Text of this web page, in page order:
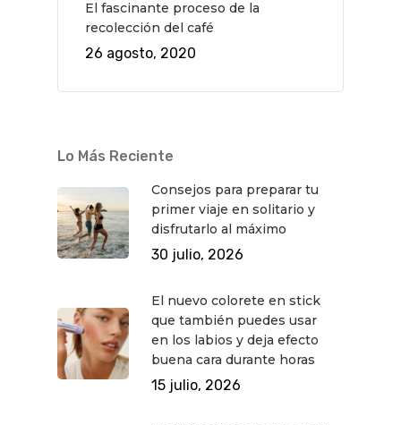
El fascinante proceso de la
recolección del café
26 agosto, 2020
Lo Más Reciente
Consejos para preparar tu
primer viaje en solitario y
disfrutarlo al máximo
30 julio, 2026
El nuevo colorete en stick
que también puedes usar
en los labios y deja efecto
buena cara durante horas
15 julio, 2026
Cine
Gourmet